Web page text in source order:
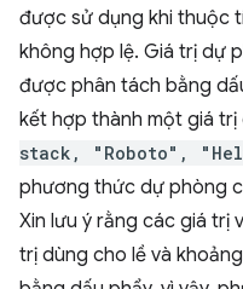
được sử dụng khi thuộc
không hợp lệ. Giá trị dự
được phân tách bằng
kết hợp thành một giá trị
stack, "Roboto",
phương thức dự phòng
Xin lưu ý rằng các giá trị
trị dùng cho lề và